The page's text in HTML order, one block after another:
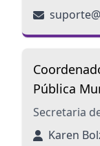
Pública
Secretaria
Karen